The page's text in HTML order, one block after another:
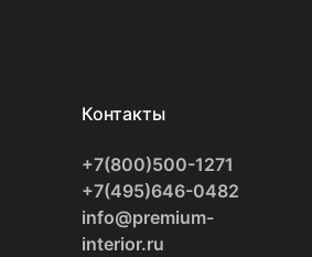
Контакты
+7(800)500-1271
+7(495)646-0482
info@premium-
interior.ru